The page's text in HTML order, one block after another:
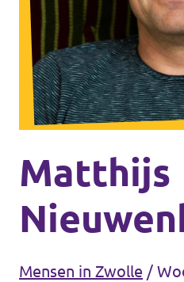
Agenda
Doneer
Voor leden
Matthijs
Mensen in Zwolle /